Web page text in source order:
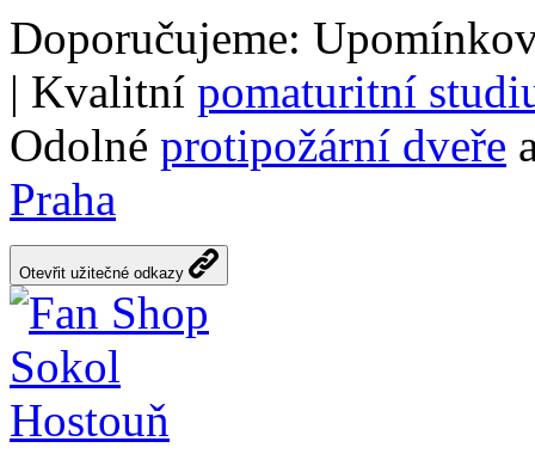
Doporučujeme:
| Kvalitní pomaturitní
Odolné protipožární dveře
Praha
Otevřit užitečné odkazy